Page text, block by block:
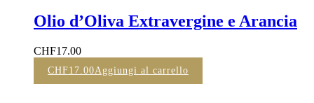
Olio d’Oliva Extravergine e Arancia
CHF17.00
CHF17.00Aggiungi al carrello